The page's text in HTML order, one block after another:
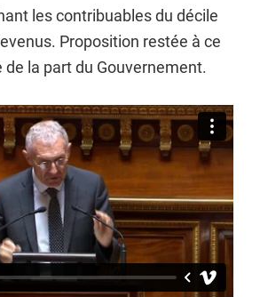
les contribuables du décile
Proposition restée à ce
la part du Gouvernement.